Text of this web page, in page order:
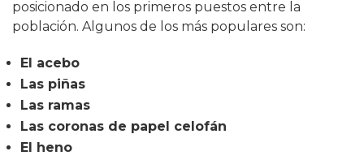
posicionado en los primeros puestos entre la
población. Algunos de los más populares son:
El acebo
Las piñas
Las ramas
Las coronas de papel celofán
El heno